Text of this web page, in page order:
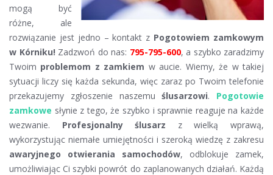
mogą być
różne, ale
rozwiązanie jest jedno – kontakt z Pogotowiem zamkowym
w Kórniku! Zadzwoń do nas: 795-795-600, a szybko zaradzimy
Twoim problemom z zamkiem w aucie. Wiemy, że w takiej
sytuacji liczy się każda sekunda, więc zaraz po Twoim telefonie
przekazujemy zgłoszenie naszemuślusarzowi. Pogotowie
zamkowe słynie z tego, że szybko i sprawnie reaguje na każde
wezwanie. Profesjonalny ślusarz z wielką wprawą,
wykorzystując niemałe umiejętności i szeroką wiedzę z zakresu
awaryjnego otwierania samochodów, odblokuje zamek,
umożliwiając Ci szybki powrót do zaplanowanych działań. Każdą